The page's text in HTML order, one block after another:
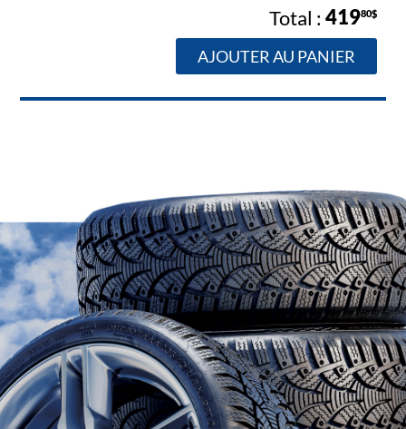
41980$
AJOUTER AU PANIER